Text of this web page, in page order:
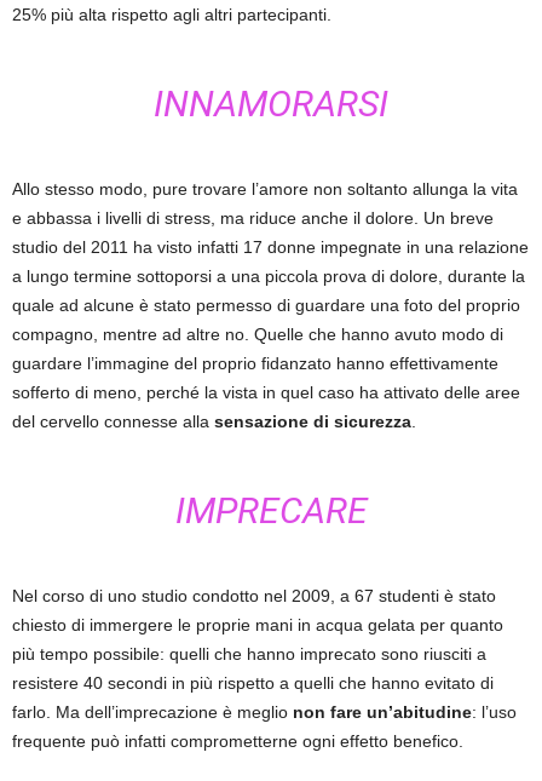
25% più alta rispetto agli altri partecipanti.
INNAMORARSI
Allo stesso modo, pure trovare l’amore non soltanto allunga la vita
e abbassa i livelli di stress, ma riduce anche il dolore. Un breve
studio del 2011 ha visto infatti 17 donne impegnate in una relazione
a lungo termine sottoporsi a una piccola prova di dolore, durante la
quale ad alcune è stato permesso di guardare una foto del proprio
compagno, mentre ad altre no. Quelle che hanno avuto modo di
guardare l’immagine del proprio fidanzato hanno effettivamente
sofferto di meno, perché la vista in quel caso ha attivato delle aree
del cervello connesse alla sensazione di sicurezza
IMPRECARE
Nel corso di uno studio condotto nel 2009, a 67 studenti è stato
chiesto di immergere le proprie mani in acqua gelata per quanto
più tempo possibile: quelli che hanno imprecato sono riusciti a
resistere 40 secondi in più rispetto a quelli che hanno evitato di
farlo. Ma dell’imprecazione è meglio non fare un’abitudine: l’uso
frequente può infatti comprometterne ogni effetto benefico.